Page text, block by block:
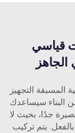
قياسي
الجاهز
المسبقة التجهيز
البناء سيساعدك
جدًا، بحيث لا
يتم تركيب